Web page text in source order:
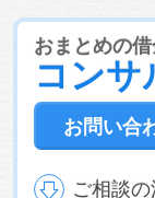
おまとめの
コンサ
お問い合
ご相談